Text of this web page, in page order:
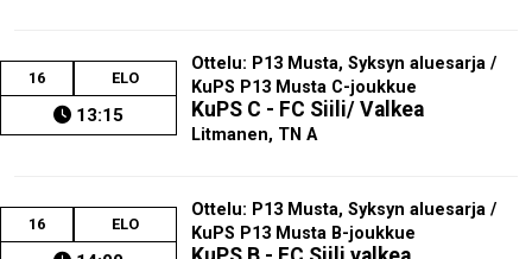
16 ELO
13:15
Ottelu: P13 Musta, Syksyn aluesarja /
KuPS P13 Musta C-joukkue
KuPS C - FC Siili/ Valkea
Litmanen, TN A
16 ELO
Ottelu: P13 Musta, Syksyn aluesarja /
KuPS P13 Musta B-joukkue